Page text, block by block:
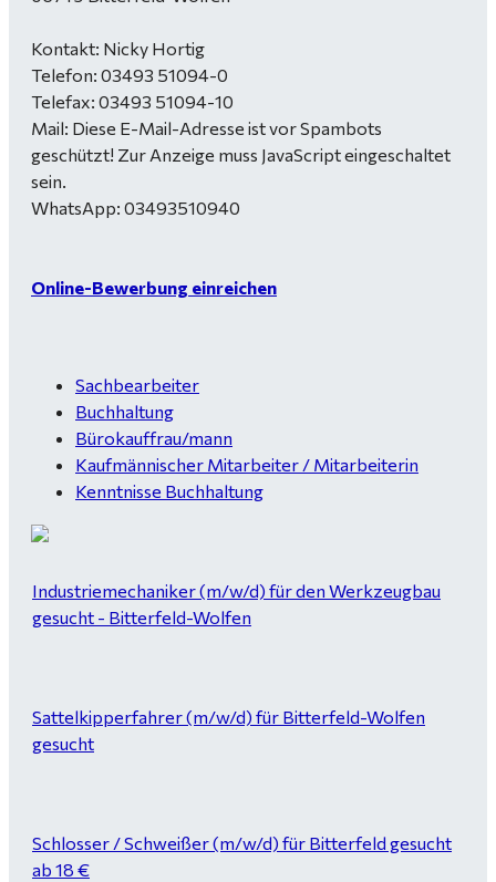
Kontakt: Nicky Hortig
Telefon: 03493 51094-0
Telefax: 03493 51094-10
Mail: Diese E-Mail-Adresse ist vor Spambots
geschützt! Zur Anzeige muss JavaScript eingeschaltet
sein.
WhatsApp: 03493510940
Online-Bewerbung einreichen
Sachbearbeiter
Buchhaltung
Bürokauffrau/mann
Kaufmännischer Mitarbeiter / Mitarbeiterin
Kenntnisse Buchhaltung
Industriemechaniker (m/w/d) für den Werkzeugbau
gesucht - Bitterfeld-Wolfen
Sattelkipperfahrer (m/w/d) für Bitterfeld-Wolfen
gesucht
Schlosser / Schweißer (m/w/d) für Bitterfeld gesucht
ab 18 €